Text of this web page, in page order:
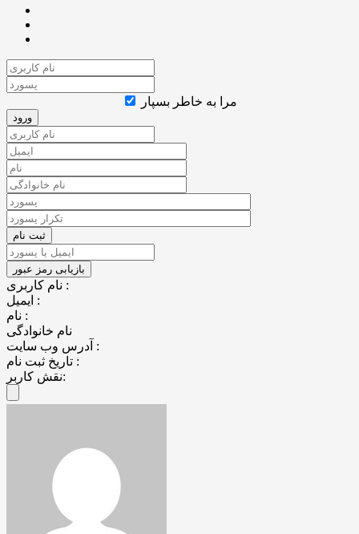
مرا به خاطر بسپار
نام کاربری :
ایمیل :
نام :
نام خانوادگی
آدرس وب سایت :
تاریخ ثبت نام :
نقش کاربر: